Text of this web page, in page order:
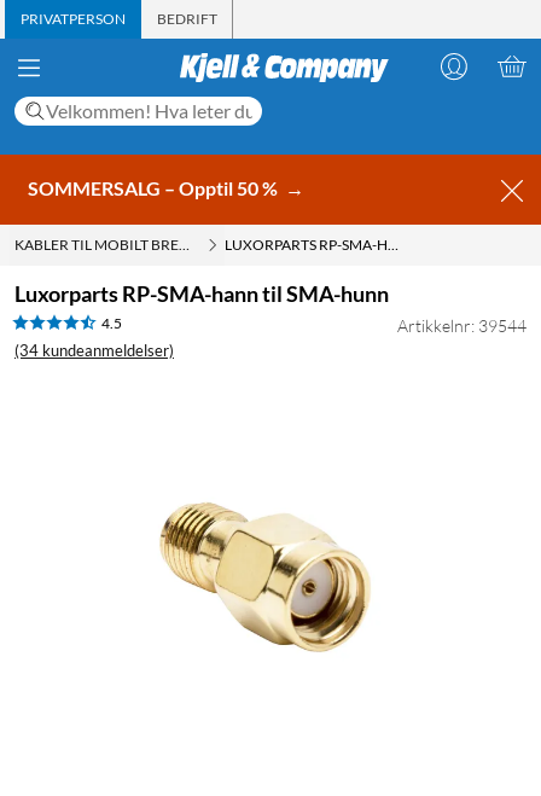
PRIVATPERSON BEDRIFT
SOMMERSALG – Opptil 50 % →
KABLER TIL MOBILT BREDBÅND LUXORPARTS RP-SMA-HANN TIL SMA-HUNN
Luxorparts RP-SMA-hann til SMA-hunn
4.5
(34 kundeanmeldelser)
Artikkelnr: 39544